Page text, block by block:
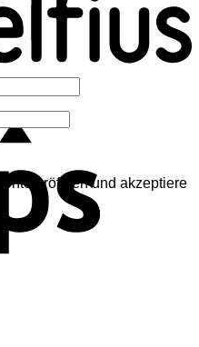
eröffnen und akzeptiere